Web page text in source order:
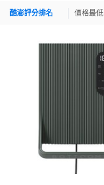
酷澎評分排名 價格最低